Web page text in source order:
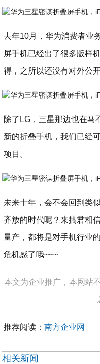
去年10月，华为消费者业
屏手机已经出了很多版样
得，之所以还没有对外公
除了LG，三星那边也在马
新的折叠手机，我们已经
项目。
未来十年，会不会回到类
齐放的时代呢？来搞君相
量产，都将是对手机行业
危机感了哦~~~
本文为企业推广，本网站
推荐阅读：南方企业网
相关新闻